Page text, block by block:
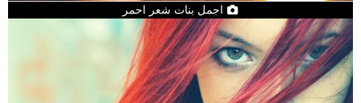
اجمل بنات شعر احمر